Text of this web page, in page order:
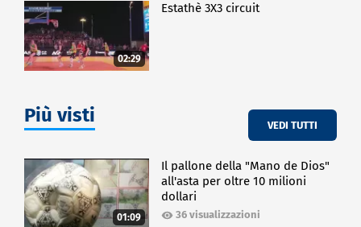
02:29
Estathè 3X3 circuit
Più visti VEDI TUTTI
01:09
Il pallone della "Mano de Dios"
all'asta per oltre 10 milioni
dollari
36 visualizzazioni